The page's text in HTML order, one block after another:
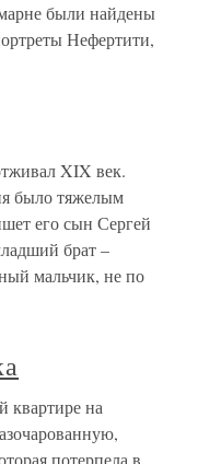
были найдены
Нефертити,
XIX век.
было тяжелым
его сын Сергей
брат –
мальчик, не по
квартире на
потерпела в